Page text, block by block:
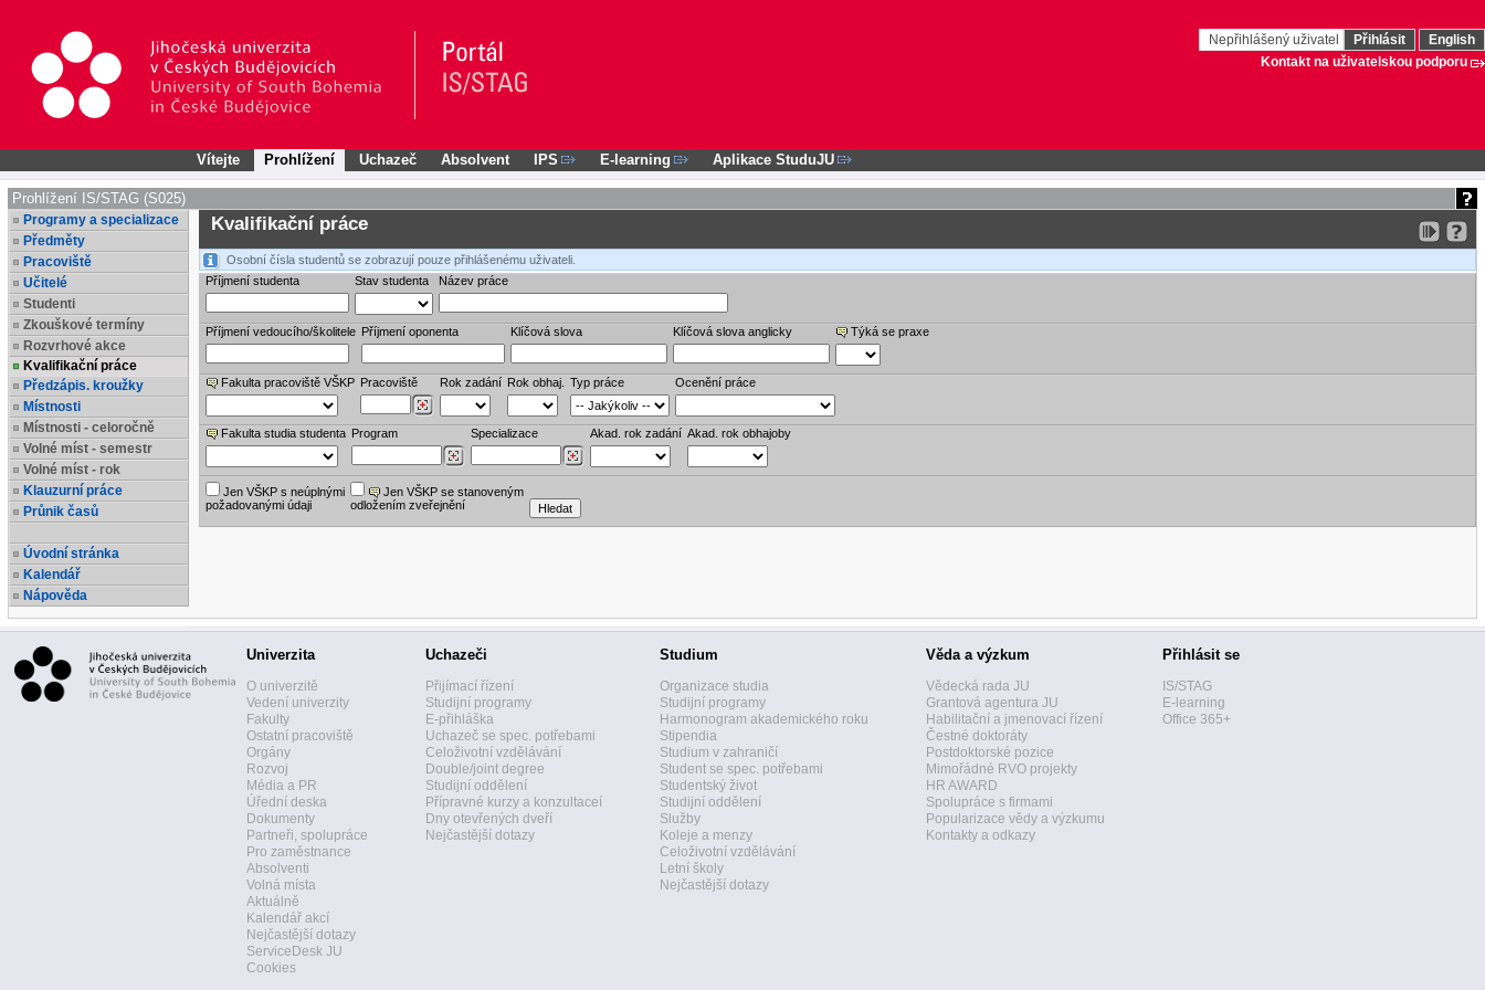
Nepřihlášený uživatel Přihlásit
English
Kontakt na uživatelskou podporu
Vítejte Prohlížení Uchazeč Absolvent IPS E-learning Aplikace StuduJU
Prohlížení IS/STAG (S025)
Programy a specializace
Předměty
Pracoviště
Učitelé
Studenti
Zkouškové termíny
Rozvrhové akce
Kvalifikační práce
Předzápis. kroužky
Místnosti
Místnosti - celoročně
Volné míst - semestr
Volné míst - rok
Klauzurní práce
Průnik časů
Úvodní stránka
Kalendář
Nápověda
Kvalifikační práce
Osobní čísla studentů se zobrazují pouze přihlášenému uživateli.
Příjmení studenta
Stav studenta Název práce
Příjmení vedoucího/školitele Příjmení oponenta Klíčová slova Klíčová slova anglicky Týká se praxe
Fakulta pracoviště VŠKP Pracoviště Rok zadání Rok obhaj. Typ práce Ocenění práce
Fakulta studia studenta Program Specializace Akad. rok zadání Akad. rok obhajoby
Jen VŠKP s neúplnými
požadovanými údaji
Jen VŠKP se stanoveným
odložením zveřejnění
Univerzita
O univerzitě
Vedení univerzity
Fakulty
Ostatní pracoviště
Orgány
Rozvoj
Média a PR
Úřední deska
Dokumenty
Partneři, spolupráce
Pro zaměstnance
Absolventi
Volná místa
Aktuálně
Kalendář akcí
Nejčastější dotazy
ServiceDesk JU
Cookies
Uchazeči
Přijímací řízení
Studijní programy
E-přihláška
Uchazeč se spec. potřebami
Celoživotní vzdělávání
Double/joint degree
Studijní oddělení
Přípravné kurzy a konzultaceí
Dny otevřených dveří
Nejčastější dotazy
Studium
Organizace studia
Studijní programy
Harmonogram akademického roku
Stipendia
Studium v zahraničí
Student se spec. potřebami
Studentský život
Studijní oddělení
Služby
Koleje a menzy
Celoživotní vzdělávání
Letní školy
Nejčastější dotazy
Věda a výzkum
Vědecká rada JU
Grantová agentura JU
Habilitační a jmenovací řízení
Čestné doktoráty
Postdoktorské pozice
Mimořádné RVO projekty
HR AWARD
Spolupráce s firmami
Popularizace vědy a výzkumu
Kontakty a odkazy
Přihlásit se
IS/STAG
E-learning
Office 365+